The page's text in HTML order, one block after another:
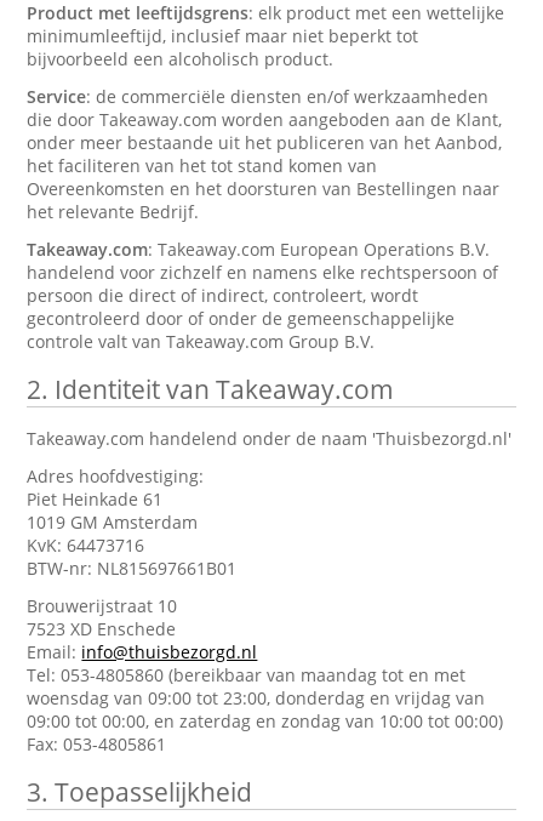
Product met leeftijdsgrens: elk product met een wettelijke
minimumleeftijd, inclusief maar niet beperkt tot
bijvoorbeeld een alcoholisch product.
Service: de commerciële diensten en/of werkzaamheden
die door Takeaway.com worden aangeboden aan de Klant,
onder meer bestaande uit het publiceren van het Aanbod,
het faciliteren van het tot stand komen van
Overeenkomsten en het doorsturen van Bestellingen naar
het relevante Bedrijf.
Takeaway.com: Takeaway.com European Operations B.V.
handelend voor zichzelf en namens elke rechtspersoon of
persoon die direct of indirect, controleert, wordt
gecontroleerd door of onder de gemeenschappelijke
controle valt van Takeaway.com Group B.V.
2. Identiteit van Takeaway.com
Takeaway.com handelend onder de naam 'Thuisbezorgd.nl'
Adres hoofdvestiging:
Piet Heinkade 61
1019 GM Amsterdam
KvK: 64473716
BTW-nr: NL815697661B01
Brouwerijstraat 10
7523 XD Enschede
Email: info@thuisbezorgd.nl
Tel: 053-4805860 (bereikbaar van maandag tot en met
woensdag van 09:00 tot 23:00, donderdag en vrijdag van
09:00 tot 00:00, en zaterdag en zondag van 10:00 tot 00:00)
Fax: 053-4805861
3. Toepasselijkheid